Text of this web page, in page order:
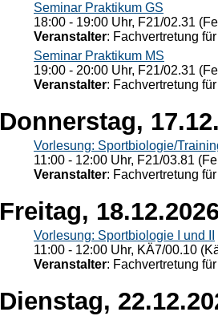
Seminar Praktikum GS
18:00 - 19:00 Uhr, F21/02.31
Veranstalter: Fachvertretung
Seminar Praktikum MS
19:00 - 20:00 Uhr, F21/02.31
Veranstalter: Fachvertretung
Donnerstag,
Vorlesung: Sportbiologie/
11:00 - 12:00 Uhr, F21/03.81
Veranstalter: Fachvertretung
Freitag,
Vorlesung: Sportbiologie I und II
11:00 - 12:00 Uhr, KÄ7/00.10
Veranstalter: Fachvertretung
Dienstag,